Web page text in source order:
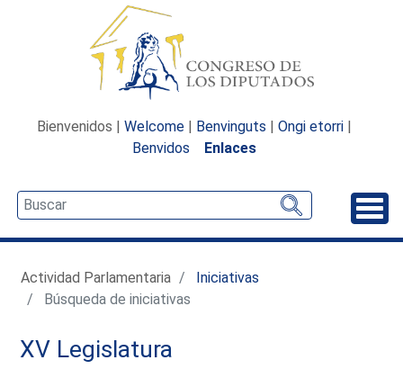
Bienvenidos | Welcome | Benvinguts | Ongi etorri |
Benvidos
Enlaces
Actividad Parlamentaria
Iniciativas
Búsqueda de iniciativas
XV Legislatura